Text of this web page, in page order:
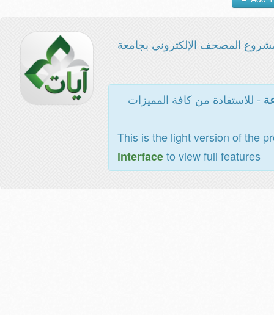
المصحف الإلكتروني بجامعة
- للاستفادة من كافة المميزات
This is the light version of the
interfaceto view full features